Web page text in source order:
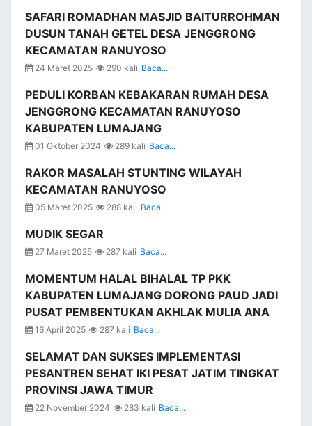
SAFARI ROMADHAN MASJID BAITURROHMAN
DUSUN TANAH GETEL DESA JENGGRONG
KECAMATAN RANUYOSO
24 Maret 2025 290 kali Baca...
PEDULI KORBAN KEBAKARAN RUMAH DESA
JENGGRONG KECAMATAN RANUYOSO
KABUPATEN LUMAJANG
01 Oktober 2024 289 kali Baca...
RAKOR MASALAH STUNTING WILAYAH
KECAMATAN RANUYOSO
05 Maret 2025 288 kali Baca...
MUDIK SEGAR
27 Maret 2025 287 kali Baca...
MOMENTUM HALAL BIHALAL TP PKK
KABUPATEN LUMAJANG DORONG PAUD JADI
PUSAT PEMBENTUKAN AKHLAK MULIA ANA
16 April 2025 287 kali Baca...
SELAMAT DAN SUKSES IMPLEMENTASI
PESANTREN SEHAT IKI PESAT JATIM TINGKAT
PROVINSI JAWA TIMUR
22 November 2024 283 kali Baca...